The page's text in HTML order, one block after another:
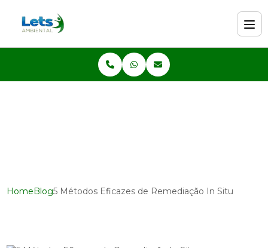
HomeBlog5 Métodos Eficazes de Remediação In Situ